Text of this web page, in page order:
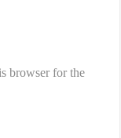
browser for the